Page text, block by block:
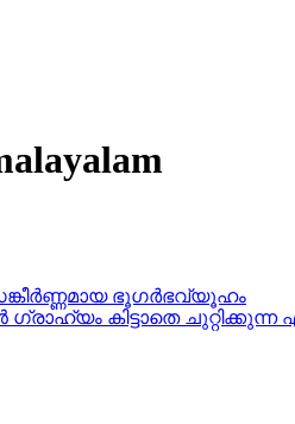
ഭൂഗര്‍ഭവ്യൂഹം
കിട്ടാതെ ചുറ്റിക്കുന്ന